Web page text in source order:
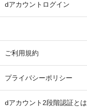
dアカウントログイン
ご利用規約
プライバシーポリシー
dアカウント2段階認証とは